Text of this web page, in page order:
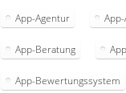
App-Agentur
App-Beratung
App-Bewertungssystem